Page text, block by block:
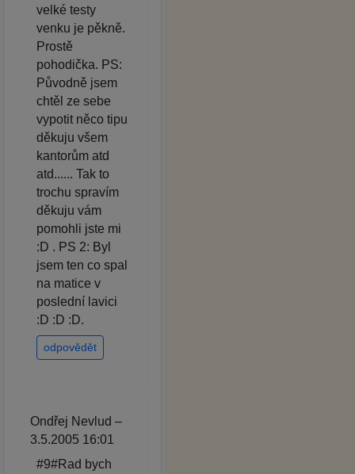
velké testy
venku je pěkně.
Prostě
pohodička. PS:
Původně jsem
chtěl ze sebe
vypotit něco tipu
děkuju všem
kantorům atd
atd...... Tak to
trochu spravím
děkuju vám
pomohli jste mi
:D . PS 2: Byl
jsem ten co spal
na matice v
poslední lavici
:D :D :D.
odpovědět
Ondřej Nevlud –
3.5.2005 16:01
#9#Rad bych